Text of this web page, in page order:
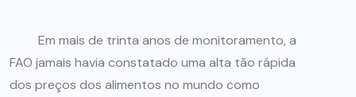
Em mais de trinta anos de monitoramento, a
FAO jamais havia constatado uma alta tão rápida
dos preços dos alimentos no mundo como